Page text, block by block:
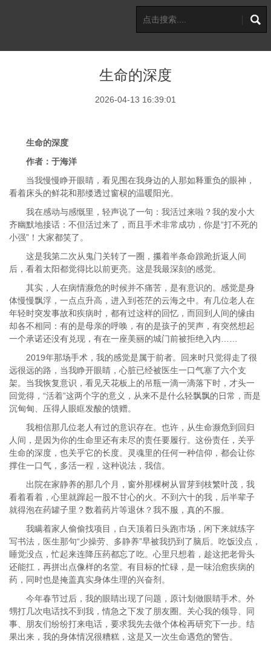
生命的深度
2026-04-13 16:39:01
生命的深度
作者：于海洋
当我慢慢睁开眼睛，看见围在我身边的人那如释重负的眼神，
看着床头的鲜花和那缕透过窗棂的温暖阳光。
我在感动与感慨里，轻声说了一句：我活过来啦？我的发小大
齐幽默地接话：不但活过来了，而且手术非常成功，你是“打不死的
小强”！大家都笑了。
这是我第二次从鬼门关转了一圈，攥着半条命踉跄折返人间
后，看着太阳都觉得比以前更亮。这是我最深刻的感觉。
其实，人在病情濒危的时候并不痛苦，是有意识的。感觉是身
体慢慢飘浮，一点点升高，进入到苍茫的云海之中。有几位老人在
年轻时突发事故和疾病时，都有过这样的回忆，而回到人间的缘由
却各不相同：有的是母亲的呼唤，有的是孩子的哭声，有突然想起
一个承诺还没有兑现，有在一座美丽的城门前被拒绝入内……
2019年那场手术，我的感觉是属于前者。回来时只觉得走了很
远很远的路，当我睁开眼睛，心脏已经被医生一口气塞了六个支
架。当我恢复意识，看见天花板上的吊瓶一滴一滴落下时，才头一
回觉得，“活着”这两个字的意义，从来不是什么轻飘飘的日常，而是
沉甸甸、压得人眼眶发酸的馈赠。
我相信那几位老人有过的意识存在。也许，从生命濒危到回归
人间，是因为你的生命里还有未尽的责任要履行。这份责任，关乎
生命的深度，也关乎它的长度。灵魂里的任何一种信仰，都会让你
撑住一口气，多活一程，这种说法，我信。
出院在家静养的那几个月，窗外那棵树从冒芽到枝繁叶茂，我
看着看着，心里就蹿起一股不甘心的火。不到六十的我，后半辈子
就得泡在药罐子里？数着药片等退休？我不服，真的不服。
我瞒着家人偷偷找项目，白天顶着日头跑市场，闲下来就练字
写书法，医生那句“少操劳、多静养”早被我扔到了脑后。吃饭没点，
睡觉没点，忙起来连降压药都忘了吃。心里只想着，趁这把老骨头
还能扛，再拼出点像样的名堂。有目标的忙碌，是一味治愈疾病的
药，同时也是掩盖真实身体生理的兴奋剂。
今年春节过后，我的眼睛出现了问题，原计划做眼睛手术。外
甥打几次电话找不到我，情急之下发了朋友圈。关心我的领导、同
事、朋友们纷纷打来电话，要求我先去做个体检再研究下一步。结
果出来，我的身体情况很糟糕，这是又一次生命遇危的警告。